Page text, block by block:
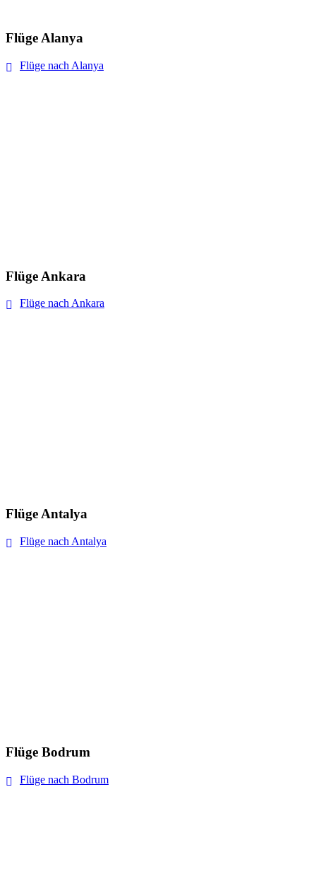
Flüge Alanya
Flüge nach Alanya
Flüge Ankara
Flüge nach Ankara
Flüge Antalya
Flüge nach Antalya
Flüge Bodrum
Flüge nach Bodrum